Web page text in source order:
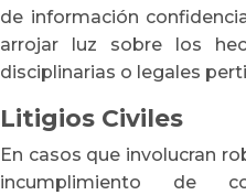
de información
arrojar luz sobre los
disciplinarias o legales
Litigios Civiles
En casos que involucran
incumplimiento de